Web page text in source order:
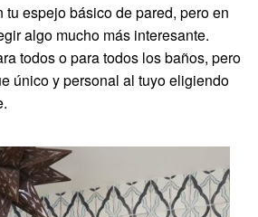
tu espejo básico de pared, pero en
algo mucho más interesante.
todos o para todos los baños, pero
único y personal al tuyo eligiendo